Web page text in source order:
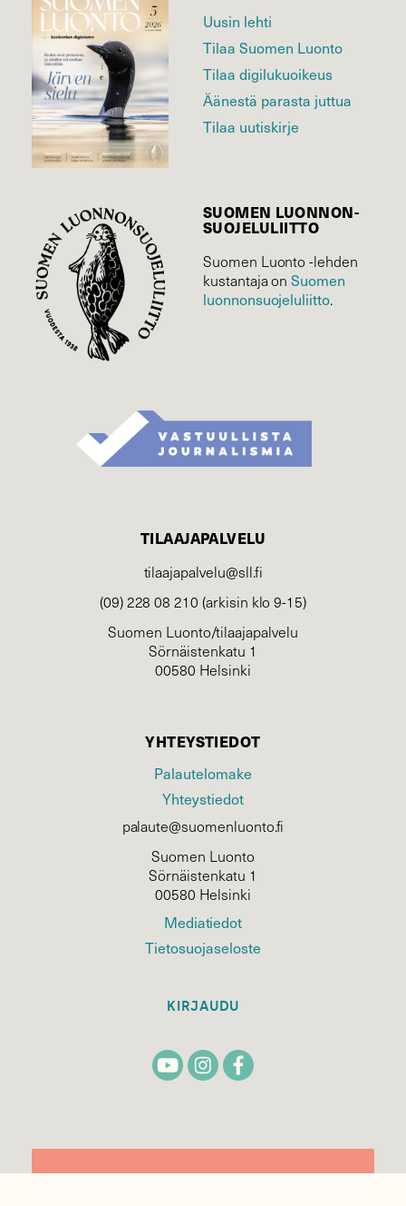
Uusin lehti
Tilaa Suomen Luonto
Tilaa digilukuoikeus
Äänestä parasta juttua
Tilaa uutiskirje
SUOMEN LUONNON­
SUOJELU­LIITTO
Suomen Luonto -lehden
kustantaja onSuomen
luonnonsuojelu­liitto.
TILAAJAPALVELU
tilaajapalvelu@sll.fi
(09) 228 08 210 (arkisin klo 9-15)
Suomen Luonto/tilaajapalvelu
Sörnäistenkatu 1
00580 Helsinki
YHTEYSTIEDOT
Palautelomake
Yhteystiedot
palaute@suomenluonto.fi
Suomen Luonto
Sörnäistenkatu 1
00580 Helsinki
Mediatiedot
Tietosuojaseloste
KIRJAUDU